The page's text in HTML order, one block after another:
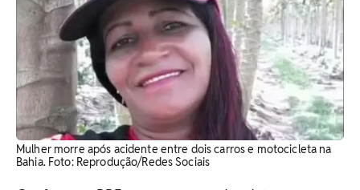
Mulher morre após acidente entre dois carros e motocicleta na
Bahia. Foto: Reprodução/Redes Sociais